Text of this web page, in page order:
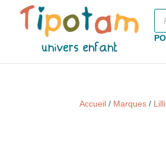
Accueil / Marques /